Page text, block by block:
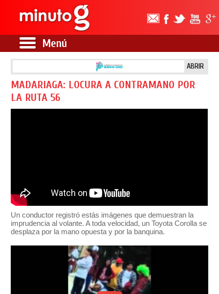
Menú
ABRIR
MADARIAGA: LOCURA A CONTRAMANO POR
LA RUTA 56
Un conductor registró estás imágenes que demuestran la
imprudencia al volante. A toda velocidad, un Toyota Corolla se
desplaza por la mano opuesta y por la banquina.